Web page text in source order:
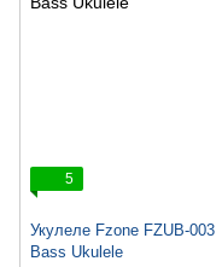
5
Укулеле Fzone FZUB-003
Bass Ukulele